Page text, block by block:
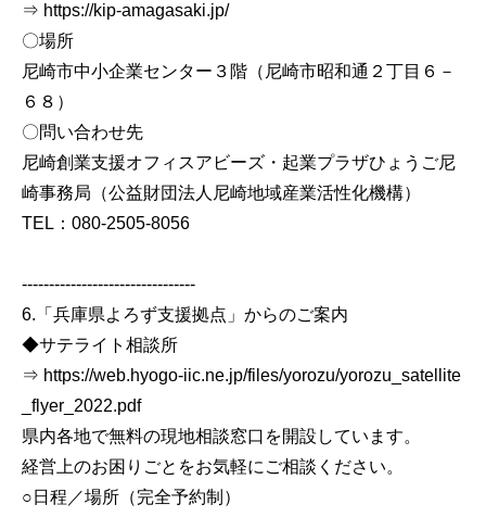
⇒ https://kip-amagasaki.jp/
〇場所
尼崎市中小企業センター３階（尼崎市昭和通２丁目６－
６８）
〇問い合わせ先
尼崎創業支援オフィスアビーズ・起業プラザひょうご尼
崎事務局（公益財団法人尼崎地域産業活性化機構）
TEL：080-2505-8056
--------------------------------
6.「兵庫県よろず支援拠点」からのご案内
◆サテライト相談所
⇒ https://web.hyogo-iic.ne.jp/files/yorozu/yorozu_satellite
_flyer_2022.pdf
県内各地で無料の現地相談窓口を開設しています。
経営上のお困りごとをお気軽にご相談ください。
○日程／場所（完全予約制）